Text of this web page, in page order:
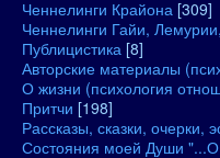
Ченнелинги Крайона [309]
Ченнелинги Гайи,
Публицистика [8]
Авторские материалы
О жизни (психология
Притчи [198]
Рассказы, сказки, очерки,
Состояния моей Души